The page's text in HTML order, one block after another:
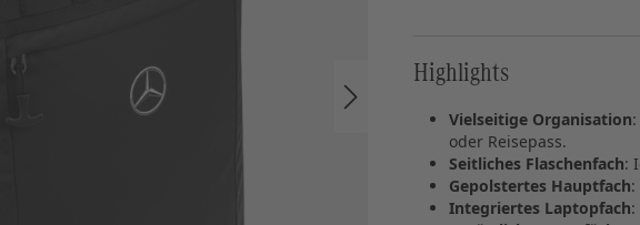
Highlights
Vielseitige Organisation
oder Reisepass.
Seitliches Flaschenfach:
Gepolstertes Hauptfach
Integriertes Laptopfach